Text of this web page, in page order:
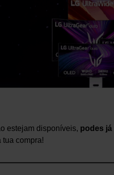
estejam disponíveis, podes já
tua compra!